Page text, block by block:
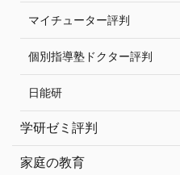
マイチューター評判
個別指導塾ドクター評判
日能研
学研ゼミ評判
家庭の教育